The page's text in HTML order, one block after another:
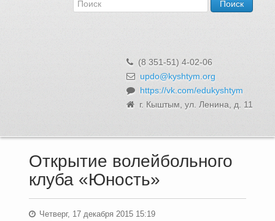
(8 351-51) 4-02-06
updo@kyshtym.org
https://vk.com/edukyshtym
г. Кыштым, ул. Ленина, д. 11
Об Управлении
Муниципальная служба и вакансии
Информационные системы, реестры и банки данных
Закупки для муниципальных нужд
Использование бюджетных средств
Открытие волейбольного
клуба «Юность»
Четверг, 17 декабря 2015 15:19